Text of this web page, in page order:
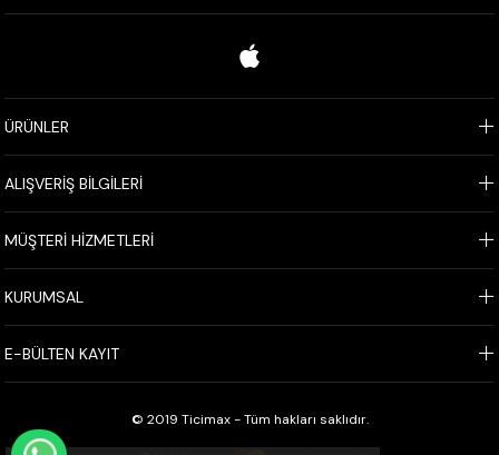
ÜRÜNLER
ALIŞVERİŞ BİLGİLERİ
MÜŞTERİ HİZMETLERİ
KURUMSAL
E-BÜLTEN KAYIT
© 2019 Ticimax - Tüm hakları saklıdır.